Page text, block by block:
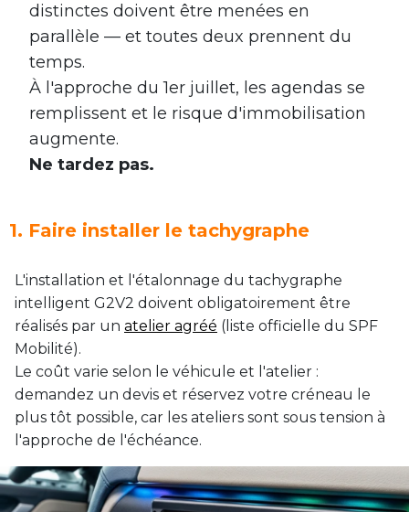
distinctes doivent être menées en
parallèle — et toutes deux prennent du
temps.
À l'approche du 1er juillet, les agendas se
remplissent et le risque d'immobilisation
augmente.
Ne tardez pas.
1. Faire installer le tachygraphe
L'installation et l'étalonnage du tachygraphe
intelligent G2V2 doivent obligatoirement être
réalisés par un atelier agréé (liste officielle du SPF
Mobilité).
Le coût varie selon le véhicule et l'atelier :
demandez un devis et réservez votre créneau le
plus tôt possible, car les ateliers sont sous tension à
l'approche de l'échéance.